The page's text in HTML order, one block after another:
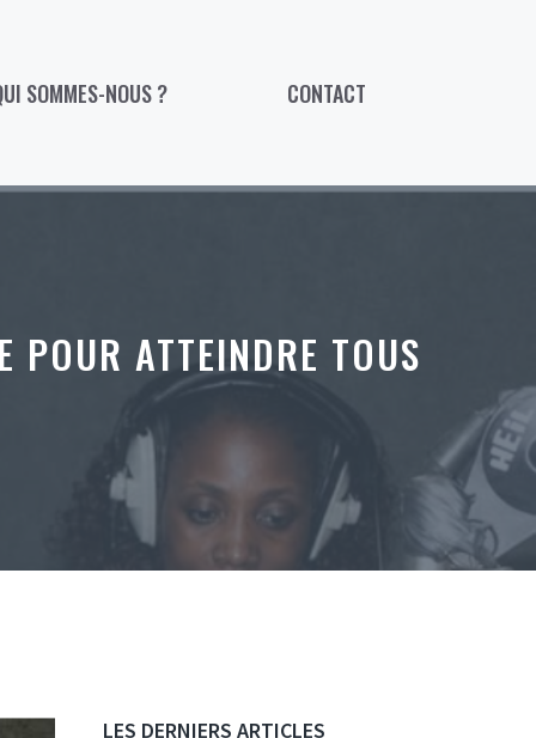
SOMMES-NOUS ? CONTACT
POUR ATTEINDRE TOUS
LES DERNIERS ARTICLES